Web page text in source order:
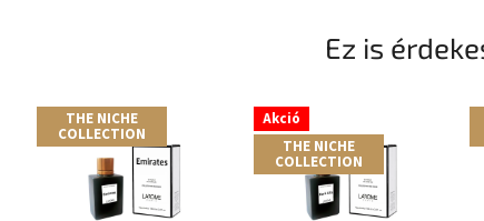
Ez is
THE NICHE
COLLECTION
Akció
THE NICHE
COLLECTION